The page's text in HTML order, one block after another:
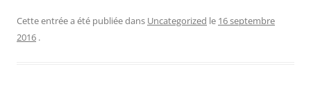
Cette entrée a été publiée dans Uncategorized le 16 septembre
2016 .